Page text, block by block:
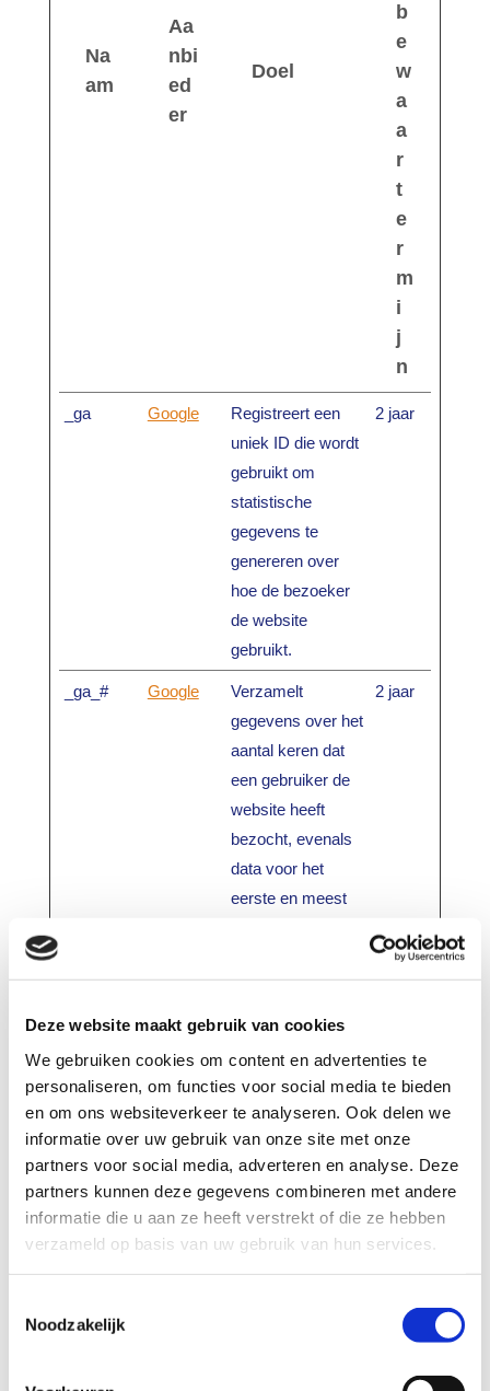
Deze website maakt gebruik van cookies
We gebruiken cookies om content en advertenties te
personaliseren, om functies voor social media te bieden
en om ons websiteverkeer te analyseren. Ook delen we
informatie over uw gebruik van onze site met onze
partners voor social media, adverteren en analyse. Deze
partners kunnen deze gegevens combineren met andere
informatie die u aan ze heeft verstrekt of die ze hebben
verzameld op basis van uw gebruik van hun services.
Noodzakelijk
Na
am
Aa
nbi
ed
er
Doel
b
e
w
a
a
r
t
e
r
m
i
j
n
_ga Google
Registreert een
uniek ID die wordt
gebruikt om
statistische
gegevens te
genereren over
hoe de bezoeker
de website
gebruikt.
2 jaar
_ga_# Google
Verzamelt
gegevens over het
aantal keren dat
een gebruiker de
website heeft
bezocht, evenals
data voor het
eerste en meest
Google Analytics.
2 jaar
Marketing (23)
Marketingcookies worden gebruikt om
bezoekers te volgen wanneer ze
verschillende websites bezoeken. Hun
doel is advertenties weergeven die zijn
toegesneden op en relevant zijn voor de
externe adverteerders.
M